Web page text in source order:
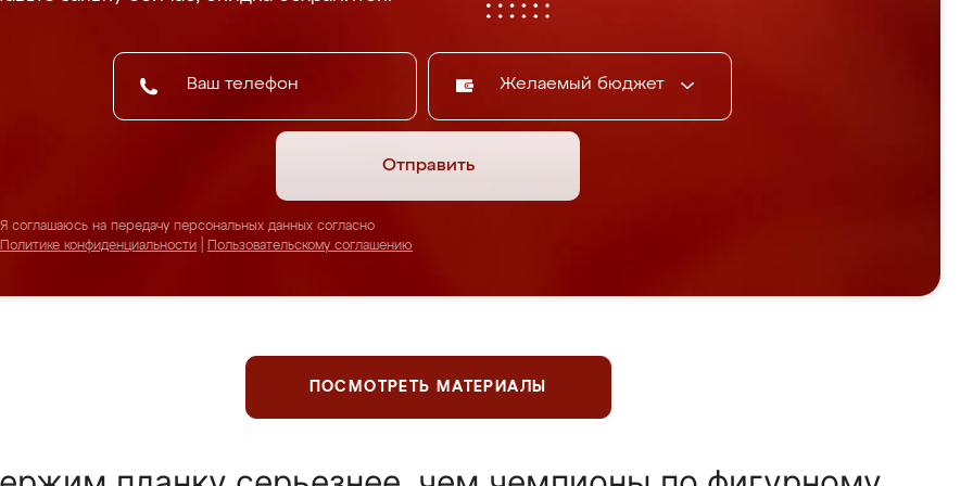
Желаемый бюджет
Отправить
Я соглашаюсь на передачу персональных данных согласно
Политике конфиденциальности
Пользовательскому соглашению
ПОСМОТРЕТЬ МАТЕРИАЛЫ